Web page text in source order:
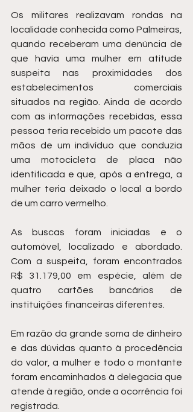
Os militares realizavam rondas na
localidade conhecida como Palmeiras,
quando receberam uma denúncia de
que havia uma mulher em atitude
suspeita nas proximidades dos
estabelecimentos comerciais
situados na região. Ainda de acordo
com as informações recebidas, essa
pessoa teria recebido um pacote das
mãos de um indivíduo que conduzia
uma motocicleta de placa não
identificada e que, após a entrega, a
mulher teria deixado o local a bordo
de um carro vermelho.
As buscas foram iniciadas e o
automóvel, localizado e abordado.
Com a suspeita, foram encontrados
R$ 31.179,00 em espécie, além de
quatro cartões bancários de
instituições financeiras diferentes.
Em razão da grande soma de dinheiro
e das dúvidas quanto à procedência
do valor, a mulher e todo o montante
foram encaminhados à delegacia que
atende à região, onde a ocorrência foi
registrada.